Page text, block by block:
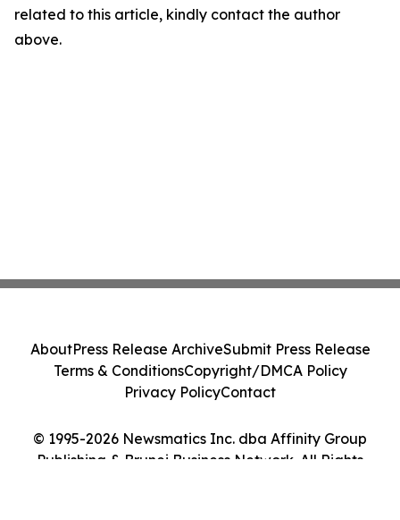
related to this article, kindly contact the author
above.
© 1995-2026 Newsmatics Inc. dba Affinity Group
Publishing & Brunei Business Network. All Rights
AboutPress Release ArchiveSubmit Press Release
Terms & ConditionsCopyright/DMCA Policy
Privacy PolicyContact